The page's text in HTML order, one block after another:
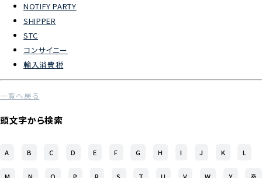
ENGLISH
NOTIFY PARTY
SHIPPER
STC
コンサイニー
輸入消費税
一覧へ戻る
頭文字から検索
A B C D E F G H I J K L
M N O P R S T U V W Y あ